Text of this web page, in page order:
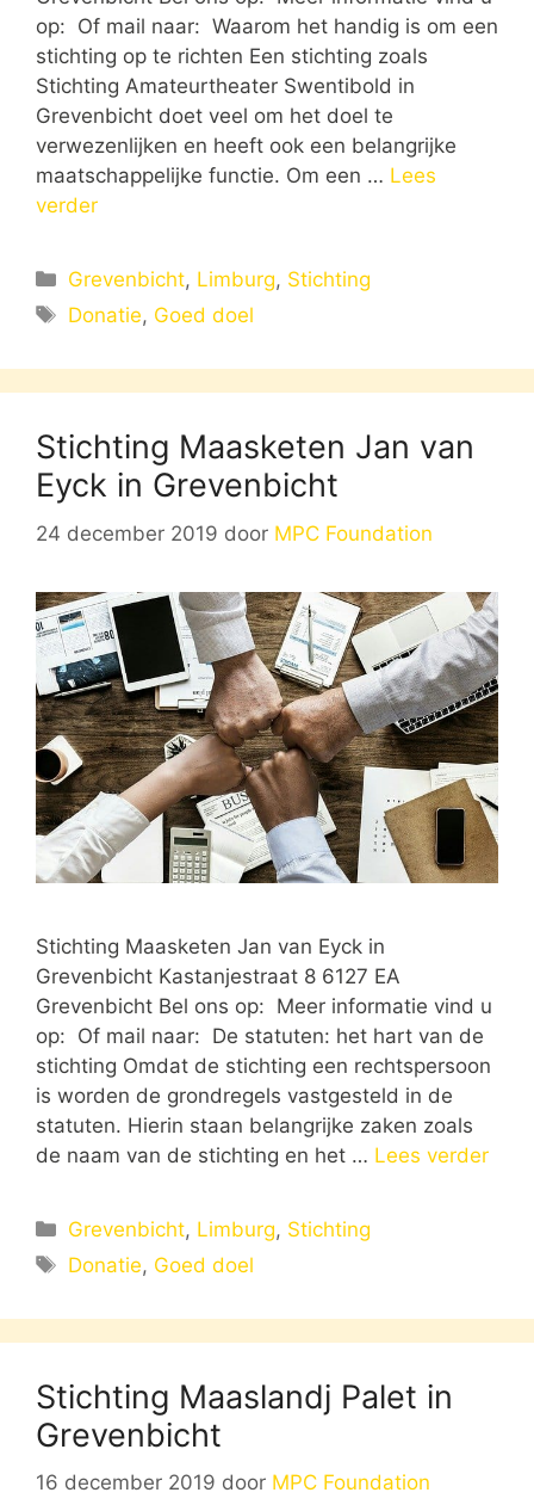
op: Of mail naar: Waarom het handig is om een
stichting op te richten Een stichting zoals
Stichting Amateurtheater Swentibold in
Grevenbicht doet veel om het doel te
verwezenlijken en heeft ook een belangrijke
maatschappelijke functie. Om een … Lees
verder
Categorieën
Grevenbicht, Limburg, Stichting
Tags
Donatie, Goed doel
Stichting Maasketen Jan van
Eyck in Grevenbicht
24 december 2019 door MPC Foundation
Stichting Maasketen Jan van Eyck in
Grevenbicht Kastanjestraat 8 6127 EA
Grevenbicht Bel ons op: Meer informatie vind u
op: Of mail naar: De statuten: het hart van de
stichting Omdat de stichting een rechtspersoon
is worden de grondregels vastgesteld in de
statuten. Hierin staan belangrijke zaken zoals
de naam van de stichting en het … Lees verder
Categorieën
Grevenbicht, Limburg, Stichting
Tags
Donatie, Goed doel
Stichting Maaslandj Palet in
Grevenbicht
16 december 2019 door MPC Foundation